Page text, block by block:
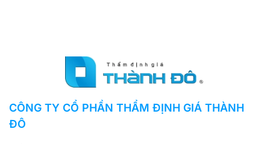
CÔNG TY CỔ PHẦN THẨM ĐỊNH GIÁ THÀNH
ĐÔ